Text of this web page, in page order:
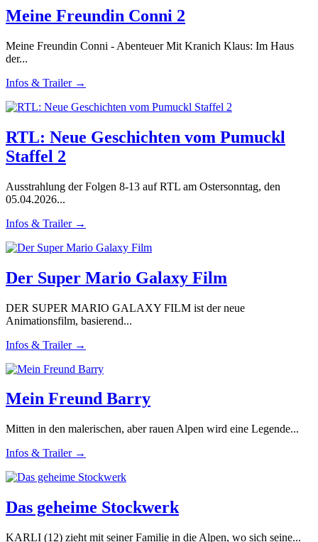
Meine Freundin Conni 2
Meine Freundin Conni - Abenteuer Mit Kranich Klaus: Im Haus
der...
Infos & Trailer →
RTL: Neue Geschichten vom Pumuckl
Staffel 2
Ausstrahlung der Folgen 8-13 auf RTL am Ostersonntag, den
05.04.2026...
Infos & Trailer →
Der Super Mario Galaxy Film
DER SUPER MARIO GALAXY FILM ist der neue
Animationsfilm, basierend...
Infos & Trailer →
Mein Freund Barry
Mitten in den malerischen, aber rauen Alpen wird eine Legende...
Infos & Trailer →
Das geheime Stockwerk
KARLI (12) zieht mit seiner Familie in die Alpen, wo sich seine...